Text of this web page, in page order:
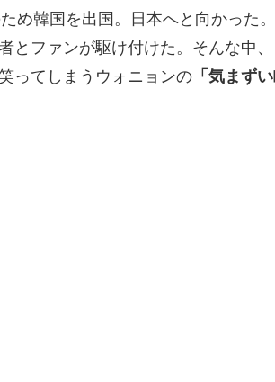
め韓国を出国。日本へと向かった
とファンが駆け付けた。そんな中
ってしまうウォニョンの 「気まずい